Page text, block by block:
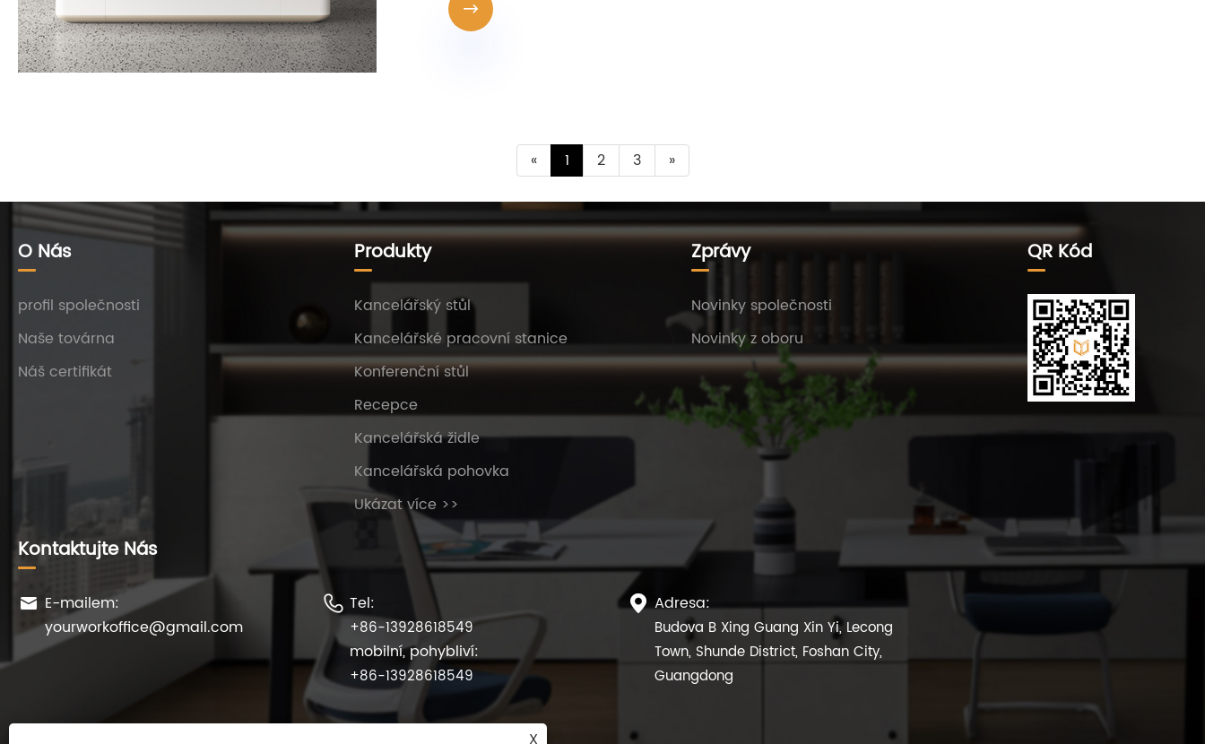

« 1 2 3 »
O Nás
profil společnosti
Naše továrna
Náš certifikát
Produkty
Kancelářský stůl
Kancelářské pracovní stanice
Konferenční stůl
Recepce
Kancelářská židle
Kancelářská pohovka
Ukázat více >>
Zprávy
Novinky společnosti
Novinky z oboru
QR Kód
Kontaktujte Nás
 E-mailem:
yourworkoffice@gmail.com
 Tel:
+86-13928618549
mobilní, pohybliví:
+86-13928618549
 Adresa:
Budova B Xing Guang Xin Yi, Lecong
Town, Shunde District, Foshan City,
Guangdong